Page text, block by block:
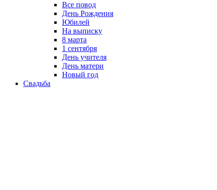
Все повод
День Рождения
Юбилей
На выписку
8 марта
1 сентября
День учителя
День матери
Новый год
Свадьба